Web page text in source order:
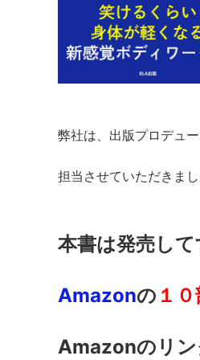
弊社は、出版プロデュ
担当させていただきまし
本書は発売して
Amazonの １
Amazonのリン